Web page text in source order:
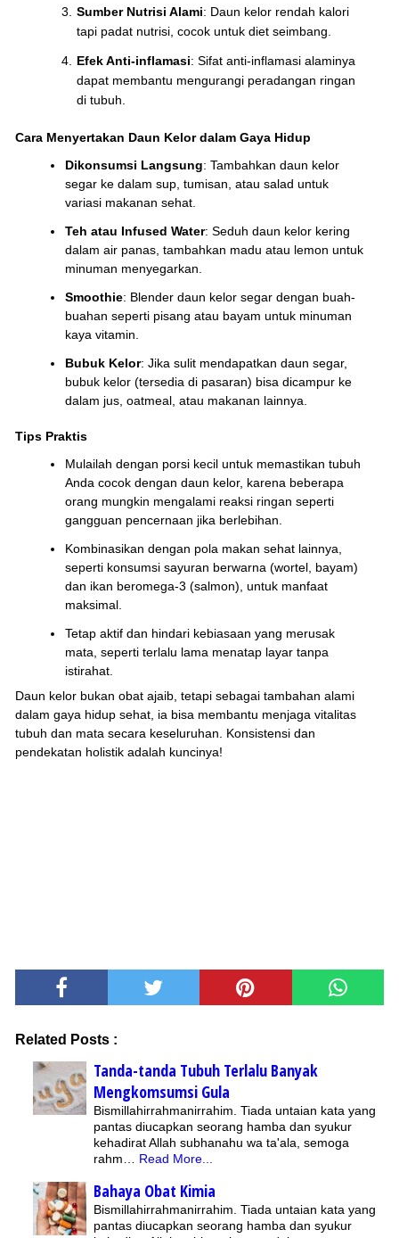
Sumber Nutrisi Alami: Daun kelor rendah kalori
tapi padat nutrisi, cocok untuk diet seimbang.
Efek Anti-inflamasi: Sifat anti-inflamasi alaminya
dapat membantu mengurangi peradangan ringan
di tubuh.
Cara Menyertakan Daun Kelor dalam Gaya Hidup
Dikonsumsi Langsung: Tambahkan daun kelor
segar ke dalam sup, tumisan, atau salad untuk
variasi makanan sehat.
Teh atau Infused Water: Seduh daun kelor kering
dalam air panas, tambahkan madu atau lemon untuk
minuman menyegarkan.
Smoothie: Blender daun kelor segar dengan buah-
buahan seperti pisang atau bayam untuk minuman
kaya vitamin.
Bubuk Kelor: Jika sulit mendapatkan daun segar,
bubuk kelor (tersedia di pasaran) bisa dicampur ke
dalam jus, oatmeal, atau makanan lainnya.
Tips Praktis
Mulailah dengan porsi kecil untuk memastikan tubuh
Anda cocok dengan daun kelor, karena beberapa
orang mungkin mengalami reaksi ringan seperti
gangguan pencernaan jika berlebihan.
Kombinasikan dengan pola makan sehat lainnya,
seperti konsumsi sayuran berwarna (wortel, bayam)
dan ikan beromega-3 (salmon), untuk manfaat
maksimal.
Tetap aktif dan hindari kebiasaan yang merusak
mata, seperti terlalu lama menatap layar tanpa
istirahat.
Daun kelor bukan obat ajaib, tetapi sebagai tambahan alami
dalam gaya hidup sehat, ia bisa membantu menjaga vitalitas
tubuh dan mata secara keseluruhan. Konsistensi dan
pendekatan holistik adalah kuncinya!
Related Posts :
Tanda-tanda Tubuh Terlalu Banyak
Mengkomsumsi Gula
Bismillahirrahmanirrahim. Tiada untaian kata yang
pantas diucapkan seorang hamba dan syukur
kehadirat Allah subhanahu wa ta'ala, semoga
rahm… Read More...
Bahaya Obat Kimia
Bismillahirrahmanirrahim. Tiada untaian kata yang
pantas diucapkan seorang hamba dan syukur